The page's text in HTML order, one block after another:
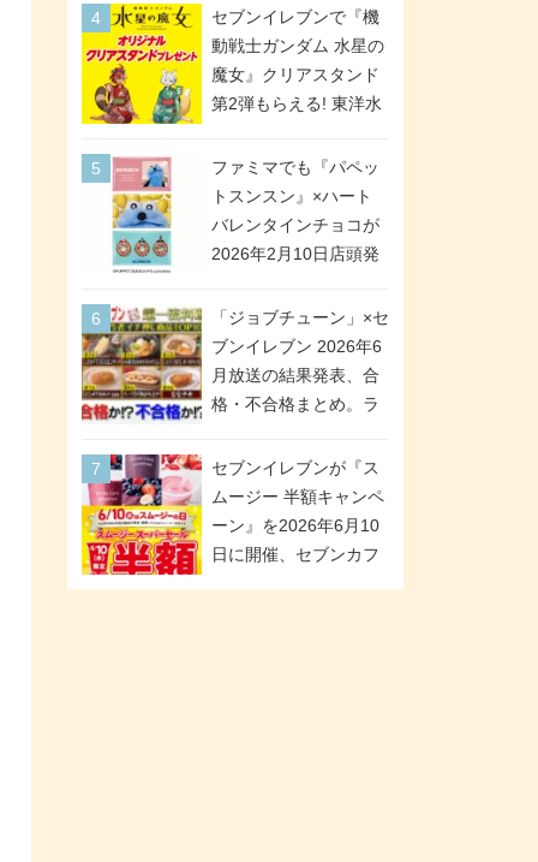
スタート。セブン、フ
ァミマ、ローソンの3社
で異なるデザイン＆対
象商品
セブンイレブンで『機
動戦士ガンダム 水星の
魔女』クリアスタンド
第2弾もらえる! 東洋水
ペーンが2026年5月26
日スタート。浴衣＆た
ぬき・キツネ姿のスレ
ッタ / ミオリネ / グエ
号・5号) / シャディク
が全6種のクリアスタン
ドになって登場!
ファミマでも『パペッ
トスンスン』×ハート
バレンタインチョコが
2026年2月10日店頭発
チョコ」「チョコ缶」
「ツインギフト」が登
場
「ジョブチューン」×セ
ブンイレブン 2026年6
月放送の結果発表、合
格・不合格まとめ。ラ
合格「金のハンバー
グ」。満場一致合格数
は6商品、合格数は2商
品。TVerでの見逃し配
セブンイレブンが『ス
ムージー 半額キャンペ
ーン』を2026年6月10
日に開催、セブンカフ